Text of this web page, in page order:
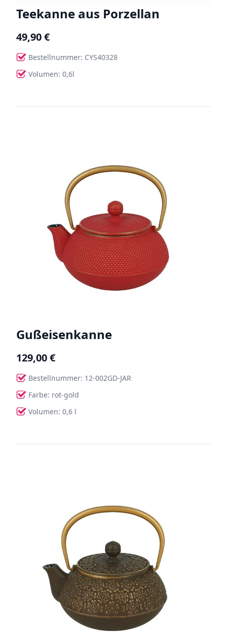
Teekanne aus Porzellan
49,90 €
Bestellnummer: CYS40328
Volumen: 0,6l
Gußeisenkanne
129,00 €
Bestellnummer: 12-002GD-JAR
Farbe: rot-gold
Volumen: 0,6 l